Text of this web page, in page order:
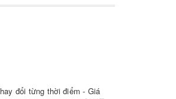
đổi từng thời điểm - Giá